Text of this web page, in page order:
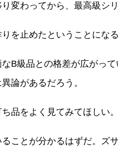
変わってから、最高級シ
を止めたということになる
B級品との格差が広がっ
論があるだろう。
品をよく見てみてほしい。
ことが分かるはずだ。ズ